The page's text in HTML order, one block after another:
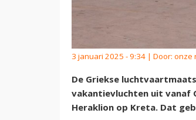
3 januari 2025 - 9:34 | Door: onze
De Griekse
vakantievluchten uit vanaf
Heraklion op Kreta. Dat